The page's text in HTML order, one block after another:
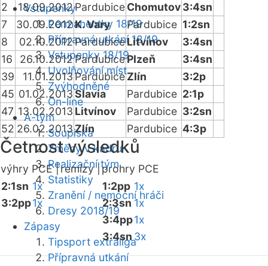
Vstupenky
Permanentky 18/19
Přípravná utkání 18/19
Vstupenky 18/19
Uvolňování míst
Zvýhodněné
On-line
A-tým
Soupiska
Změny v kádru
Realizační tým
Statistiky
Zranění / nemocní hráči
Dresy 2018/19
Zápasy
Tipsport extraliga
Přípravná utkání
2 18.09.2012PardubiceChomutov3:4sn
7
30.09.2012K. Vary Pardubice 1:2sn
8
02.10.2012PardubiceLitvínov
3:4sn
16
26.10.2012PardubicePlzeň
3:4sn
39
11.01.2013PardubiceZlín
3:2p
45 01.02.2013Slavia Pardubice 2:1p
47 13.02.2013 Litvínov Pardubice 3:2sn
52 26.02.2013Zlín Pardubice 4:3p
Četnost výsledků
výhry PCE |remízy | prohry PCE
2:1sn 1x
3:2pp1x
1:2pp 1x
2:3sn 1x
3:4pp1x
3:4sn 3x